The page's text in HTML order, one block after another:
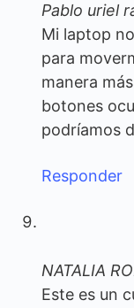
Pablo uriel
Mi laptop
para
manera
botones
podríamos
Responder
NATALIA
Este es un